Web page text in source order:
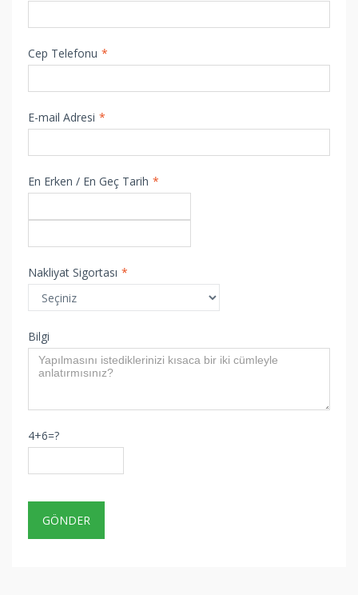
Cep Telefonu *
E-mail Adresi *
En Erken / En Geç Tarih *
Nakliyat Sigortası *
Bilgi
4+6=?